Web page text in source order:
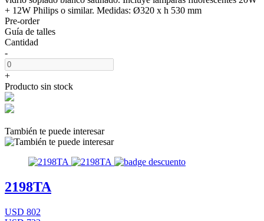
+ 12W Philips o similar. Medidas: Ø320 x h 530 mm
Pre-order
Guía de talles
Cantidad
-
+
Producto sin stock
También te puede interesar
2198TA
USD 802